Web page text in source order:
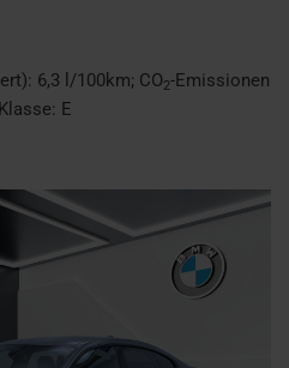
6,3 l/100km; CO2-Emissionen
E